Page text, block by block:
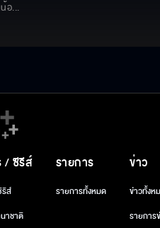
อ...
/ ซีรีส์
รีส์
าชาติ
รายการ
รายการทั้งหมด
ข่าว
ข่าวทั้งห
รายการ